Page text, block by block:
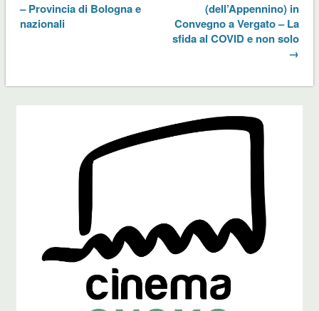
– Provincia di Bologna e
nazionali
(dell’Appennino) in
Convegno a Vergato – La
sfida al COVID e non solo
→